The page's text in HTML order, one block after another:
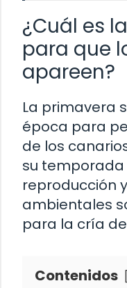
¿Cuál es
para que
apareen?
La primavera
época para
de los
su
reproducción
ambientales
para la cría
Contenidos